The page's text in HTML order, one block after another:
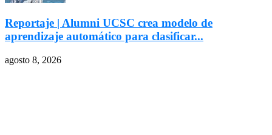
Reportaje | Alumni UCSC crea modelo de
aprendizaje automático para clasificar...
agosto 8, 2026